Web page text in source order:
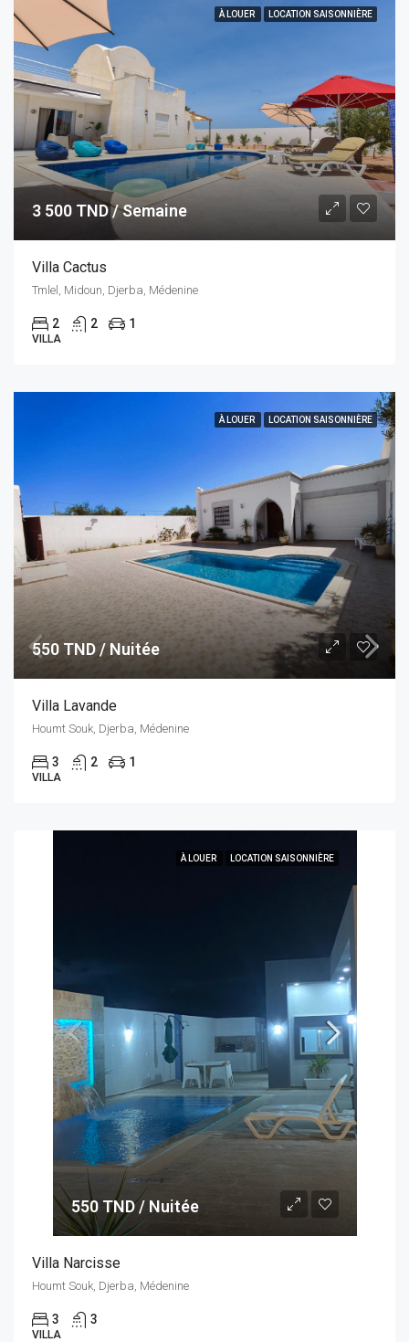
À LOUER LOCATION SAISONNIÈRE
3 500 TND / Semaine
Villa Cactus
Tmlel, Midoun, Djerba, Médenine
2 2 1
VILLA
À LOUER LOCATION SAISONNIÈRE
550 TND / Nuitée
Villa Lavande
Houmt Souk, Djerba, Médenine
3 2 1
VILLA
À LOUER LOCATION SAISONNIÈRE
550 TND / Nuitée
Villa Narcisse
Houmt Souk, Djerba, Médenine
3 3
VILLA